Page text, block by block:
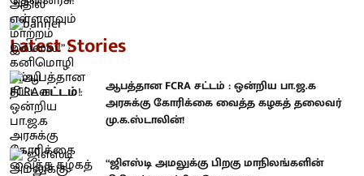
Latest Stories
ஆபத்தான FCRA சட்டம் : ஒன்றிய பா.ஜ.க
அரசுக்கு கோரிக்கை வைத்த கழகத் தலைவர்
மு.க.ஸ்டாலின்!
“ஜிஎஸ்டி அமலுக்கு பிறகு மாநிலங்களின்